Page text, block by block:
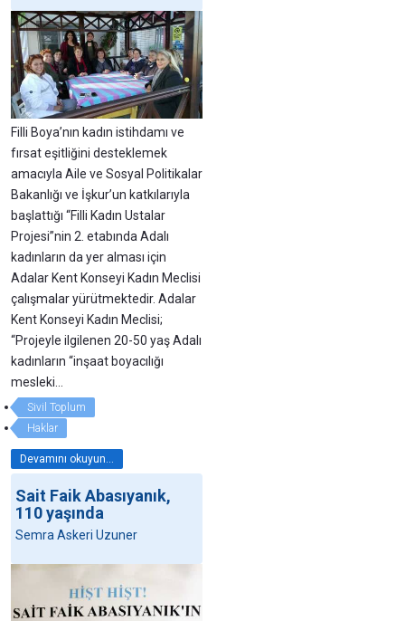
Filli Boya’nın kadın istihdamı ve
fırsat eşitliğini desteklemek
amacıyla Aile ve Sosyal Politikalar
Bakanlığı ve İşkur’un katkılarıyla
başlattığı “Filli Kadın Ustalar
Projesi”nin 2. etabında Adalı
kadınların da yer alması için
Adalar Kent Konseyi Kadın Meclisi
çalışmalar yürütmektedir. Adalar
Kent Konseyi Kadın Meclisi;
“Projeyle ilgilenen 20-50 yaş Adalı
kadınların “inşaat boyacılığı
mesleki…
Sivil Toplum
Haklar
Devamını okuyun...
Sait Faik Abasıyanık,
110 yaşında
Semra Askeri Uzuner